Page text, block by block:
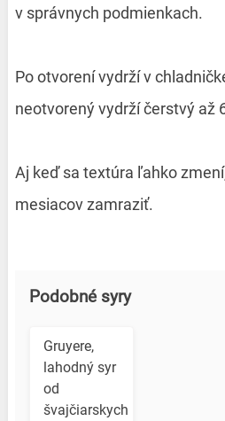
v správnych podmienkach.
Po otvorení vydrží v
neotvorený vydrží čerstvý až
Aj keď sa textúra ľahko
mesiacov zamraziť.
Podobné syry
Gruyere,
lahodný syr
od
švajčiarskych